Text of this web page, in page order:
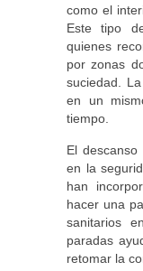
como el
Este tipo
quienes
por zonas
suciedad.
en un
tiempo.
El
en la
han
hacer una
sanitarios
paradas
retomar la